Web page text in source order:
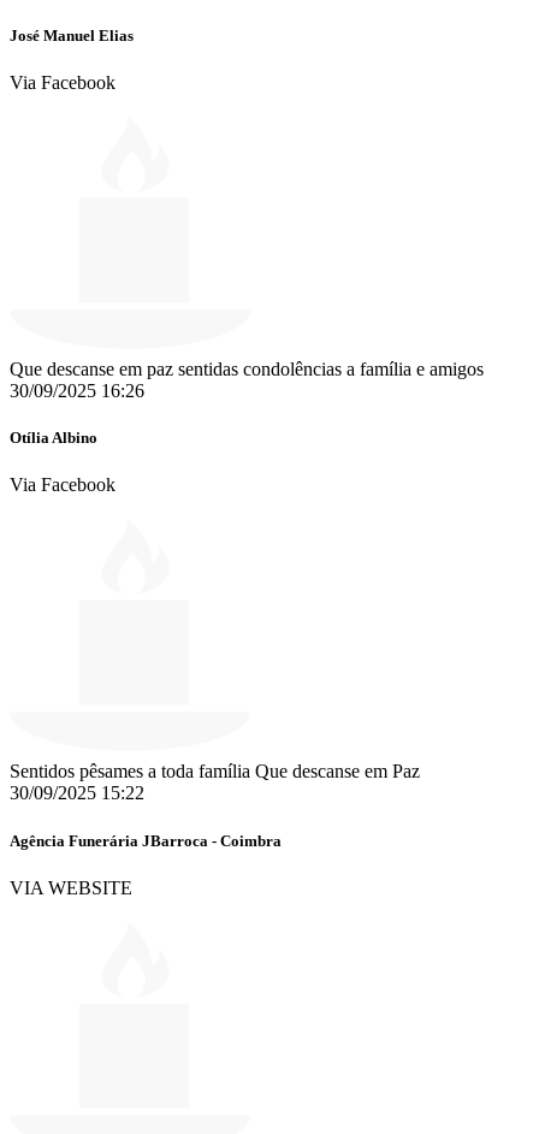
José Manuel Elias
Via Facebook
Que descanse em paz sentidas condolências a família e amigos
30/09/2025 16:26
Otília Albino
Via Facebook
Sentidos pêsames a toda família Que descanse em Paz ️
30/09/2025 15:22
Agência Funerária JBarroca - Coimbra
VIA WEBSITE